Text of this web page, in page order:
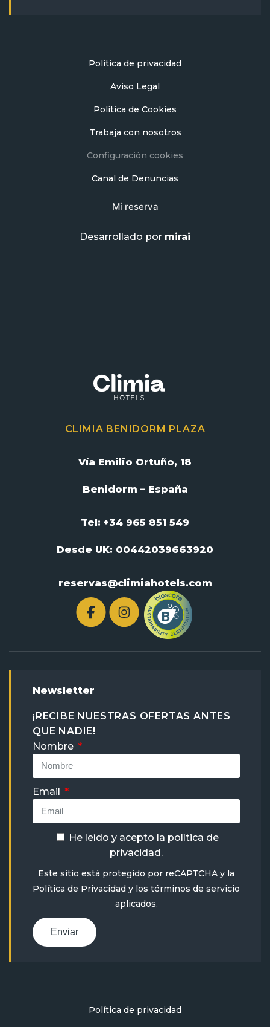
Política de privacidad
Aviso Legal
Política de Cookies
Trabaja con nosotros
Configuración cookies
Canal de Denuncias
Mi reserva
Desarrollado por mirai
CLIMIA BENIDORM PLAZA
Vía Emilio Ortuño, 18
Benidorm – España
Tel: +34 965 851 549
Desde UK: 00442039663920
reservas@climiahotels.com
Newsletter
¡RECIBE NUESTRAS OFERTAS ANTES
QUE NADIE!
Nombre
Email
He leído y acepto la política de
privacidad.
Este sitio está protegido por reCAPTCHA y la
Política de Privacidad y los términos de servicio
aplicados.
Enviar
Política de privacidad